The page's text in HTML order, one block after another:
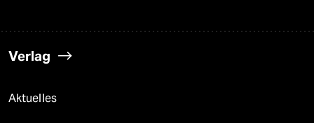
Verlag
Aktuelles